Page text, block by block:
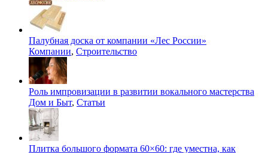
Палубная доска от компании «Лес России»
Компании, Строительство
Роль импровизации в развитии вокального мастерства
Дом и Быт, Статьи
Плитка большого формата 60×60: где уместна, как